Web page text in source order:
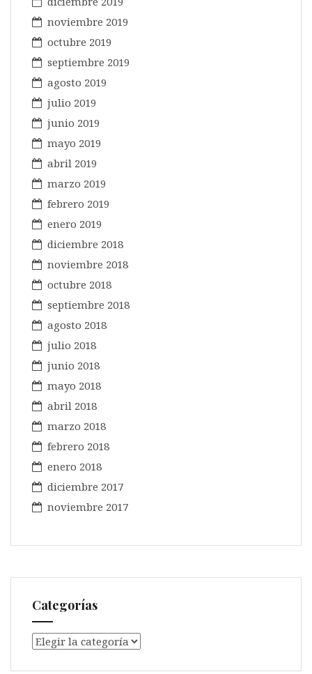
noviembre 2019
octubre 2019
septiembre 2019
agosto 2019
julio 2019
junio 2019
mayo 2019
abril 2019
marzo 2019
febrero 2019
enero 2019
diciembre 2018
noviembre 2018
octubre 2018
septiembre 2018
agosto 2018
julio 2018
junio 2018
mayo 2018
abril 2018
marzo 2018
febrero 2018
enero 2018
diciembre 2017
noviembre 2017
Categorías
Categorías